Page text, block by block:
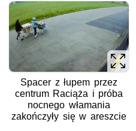
Spacer z łupem przez
centrum Raciąża i próba
nocnego włamania
zakończyły się w areszcie